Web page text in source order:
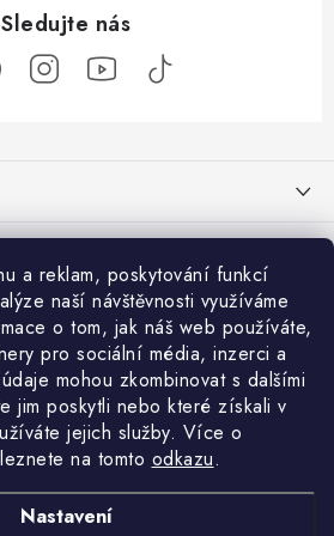
a reklam, poskytování funkcí
naší návštěvnosti využíváme
o tom, jak náš web používáte,
pro sociální média, inzerci a
mohou zkombinovat s dalšími
jim poskytli nebo které získali v
jejich služby. Více o
na tomto odkazu.
Nastavení
Zboží.cz Heureka.cz